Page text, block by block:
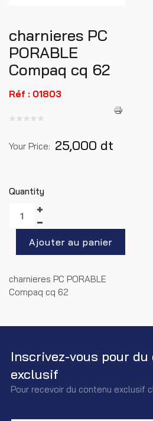
charnieres PC
PORABLE
Compaq cq 62
Réf : 01803
Your Price: 25,000 dt
Quantity
charnieres PC PORABLE
Compaq cq 62
Inscrivez-vous pour du
exclusif
Pour recevoir du contenu exclusif